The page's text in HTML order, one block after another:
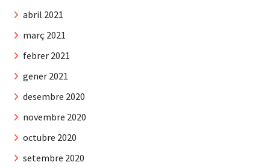
abril 2021
març 2021
febrer 2021
gener 2021
desembre 2020
novembre 2020
octubre 2020
setembre 2020